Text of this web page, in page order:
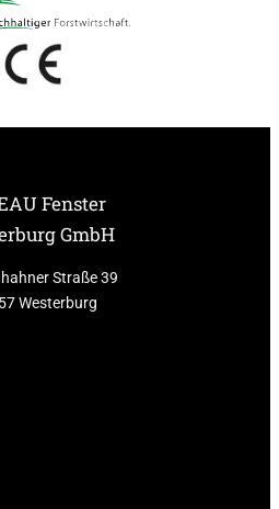
Fenster
GmbH
Straße 39
Westerburg